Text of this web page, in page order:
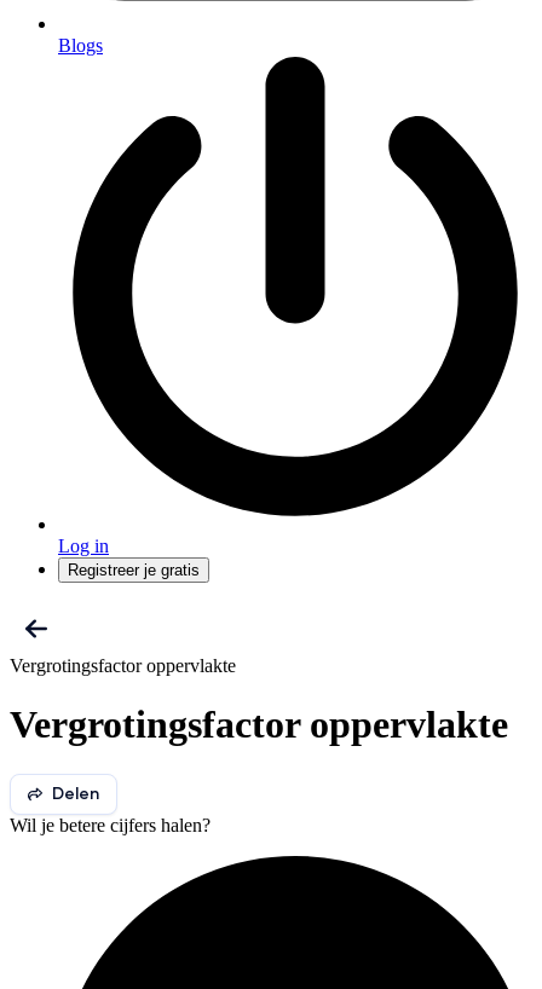
Blogs
Log in
Registreer je gratis
Vergrotingsfactor oppervlakte
Vergrotingsfactor oppervlakte
Delen
Wil je betere cijfers halen?